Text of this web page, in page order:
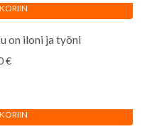
on iloni ja työni
€